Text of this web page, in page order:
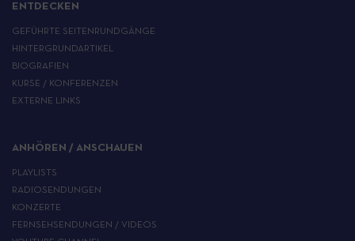
ENTDECKEN
GEFÜHRTE SEITENRUNDGÄNGE
HINTERGRUNDARTIKEL
BIOGRAFIEN
KURSE / KONFERENZEN
EXTERNE LINKS
ANHÖREN / ANSCHAUEN
PLAYLISTS
RADIOSENDUNGEN
KONZERTE
FERNSEHSENDUNGEN / VIDEOS